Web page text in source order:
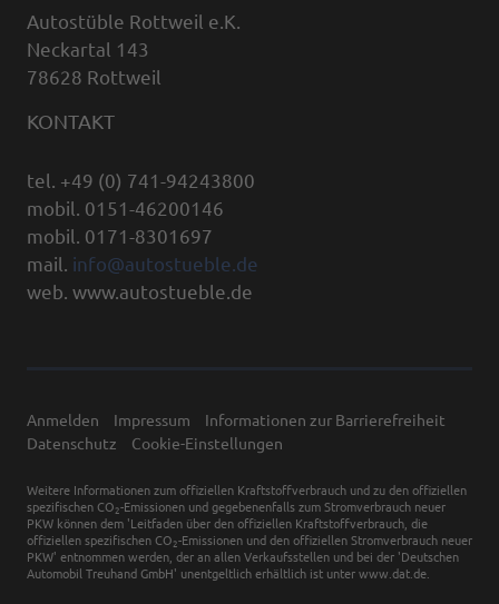
Autostüble Rottweil e.K.
Neckartal 143
78628 Rottweil
KONTAKT
tel. +49 (0) 741-94243800
mobil. 0151-46200146
mobil. 0171-8301697
mail. info@autostueble.de
web. www.autostueble.de
Anmelden Impressum
Informationen zur Barrierefreiheit
Datenschutz
Cookie-Einstellungen
Weitere Informationen zum offiziellen Kraftstoffverbrauch und zu den offiziellen
spezifischen CO 2-Emissionen und gegebenenfalls zum Stromverbrauch neuer
PKW können dem 'Leitfaden über den offiziellen Kraftstoffverbrauch, die
offiziellen spezifischen CO 2-Emissionen und den offiziellen Stromverbrauch neuer
PKW' entnommen werden, der an allen Verkaufsstellen und bei der 'Deutschen
Automobil Treuhand GmbH' unentgeltlich erhältlich ist unter www.dat.de.